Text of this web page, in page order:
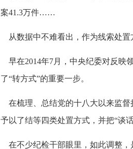
案41.3万件……
从数据中不难看出，作为线索处置
早在2014年7月，中央纪委对反映
了“转方式”的重要一步。
在梳理、总结党的十八大以来监督
予以了结等四类处置方式，并把“谈
在不少纪检干部眼里，如此调整，